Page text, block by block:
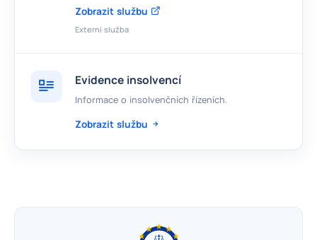
Zobrazit službu
Externí služba
Evidence insolvencí
Informace o insolvenčních řízeních.
Zobrazit službu